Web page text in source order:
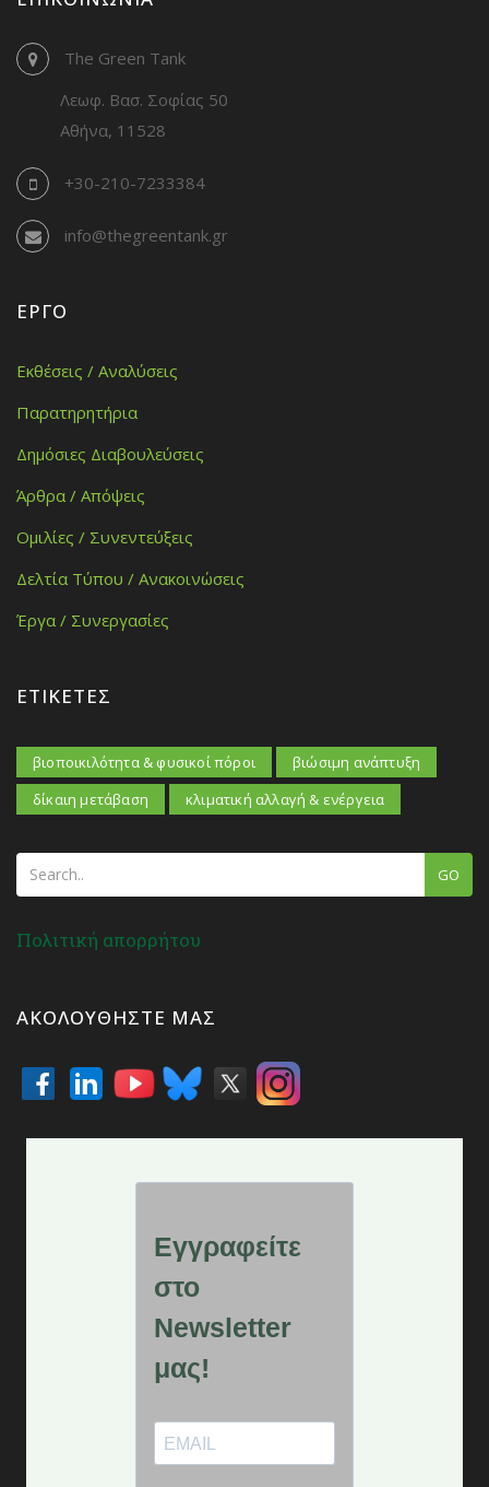
The Green Tank
Λεωφ. Βασ. Σοφίας 50
Αθήνα, 11528
+30-210-7233384
info@thegreentank.gr
ΈΡΓΟ
Εκθέσεις / Αναλύσεις
Παρατηρητήρια
Δημόσιες Διαβουλεύσεις
Άρθρα / Απόψεις
Ομιλίες / Συνεντεύξεις
Δελτία Τύπου / Ανακοινώσεις
Έργα / Συνεργασίες
ΕΤΙΚΈΤΕΣ
βιοποικιλότητα & φυσικοί πόροι
βιώσιμη ανάπτυξη
δίκαιη μετάβαση
κλιματική αλλαγή & ενέργεια
GO
Πολιτική απορρήτου
ΑΚΟΛΟΥΘΉΣΤΕ ΜΑΣ